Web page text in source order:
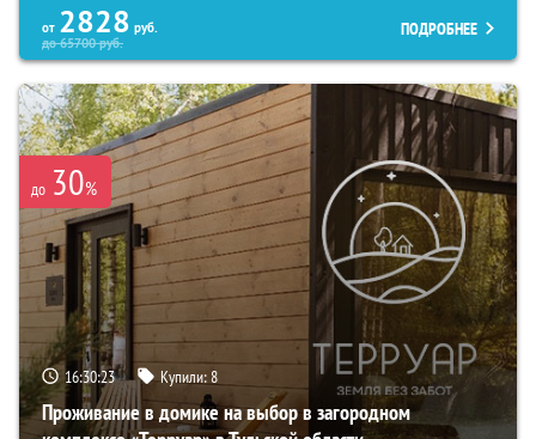
от 2828 руб.
до65700руб.
ПОДРОБНЕЕ
до 30%
16:30:22 Купили:8
Проживание в домике на выбор в загородном